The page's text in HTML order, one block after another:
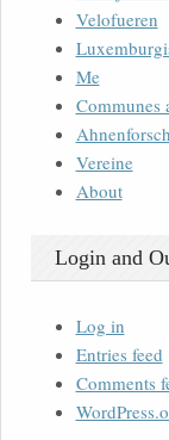
Velofueren
Me
Communes
Vereine
About
Login and
Log in
Entries feed
Comments